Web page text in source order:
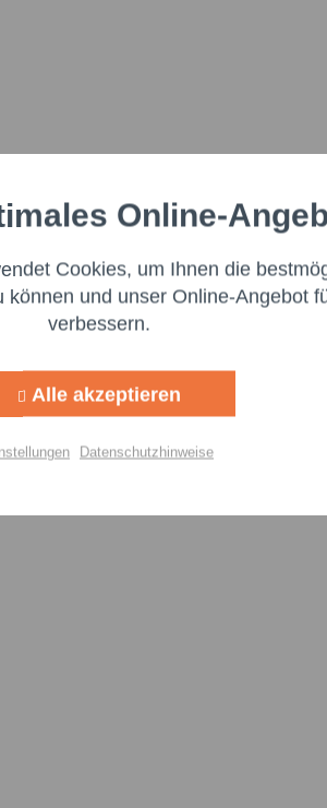
Aktiv
Aktiv
Online-
Cookies, um Ihnen die
können und unser Online-Angebot
verbessern.
Alle akzeptieren
Datenschutzhinweise